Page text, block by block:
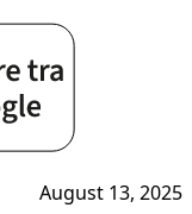
August 13, 2025